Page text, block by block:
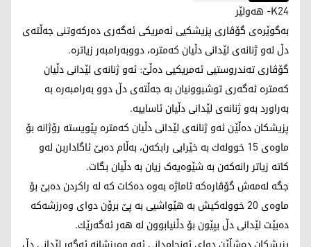
K24- هەولێر
بەگوێرەی گۆڤاری پزیشكیی ئەمریكی ئەگەری دەركەوتنی جەڵتەی
دڵ لەو ژنانەی لێدانی دڵیان کەمترە، دووبەرامبەر زیاترە.
گۆڤاری تەندروستیی ئەمریكیی دەڵێ: ئەو ژنانەی لێدانی دڵیان
کەمترە ئەگەری توشبوونیان بە جەڵتەی دڵ دوو بەرامبەرە بە
بەراورد بەو ژنانەی لێدانی دڵیان ئاساییە.
پزیشكان دەڵێن ئەو ژنانەی لێدانی دڵیان کەمترە پێویستە رۆژانە بۆ
ماوەی 15 خوولەك بە خێرایی رابكەن، بەڵام دەبێ ئاگاداربن لەو
كاتە زیاتر رانەكەن بە شێوەیەک زیان بە دڵیان بگات.
جگە لەمەش گۆڤارەکە ئاماژە بەوە دەكات کە لە راكردن دەبێ بۆ
ماوەی 20 خوولەكیش بە ھێواشیی بە پێ برۆن دوای وەرزشەكە
دەبێت لێدانی دڵ بپێون بۆ دڵنیابوون لە ھەر ئەگەرێك.